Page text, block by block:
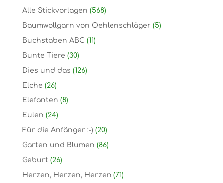
Alle Stickvorlagen (568)
Baumwollgarn von Oehlenschläger (5)
Buchstaben ABC (11)
Bunte Tiere (30)
Dies und das (126)
Elche (26)
Elefanten (8)
Eulen (24)
Für die Anfänger :-) (20)
Garten und Blumen (86)
Geburt (26)
Herzen, Herzen, Herzen (71)